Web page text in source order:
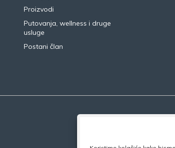
Proizvodi
Putovanja, wellness i druge
usluge
Postani član